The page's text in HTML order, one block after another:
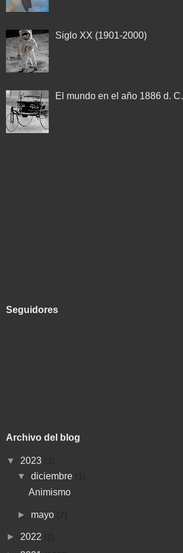
Siglo XX (1901-2000)
El mundo en el año 1886 d. C.
Seguidores
Archivo del blog
▼ 2023
▼ diciembre
Animismo
► mayo
► 2022